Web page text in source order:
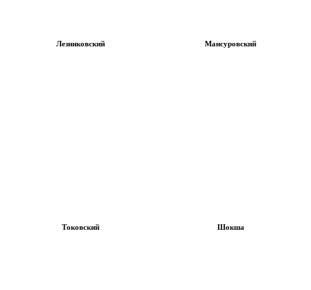
Лезниковский Мансуровский
Токовский Шокша